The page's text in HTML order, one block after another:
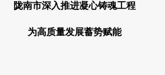
陇南市深入推进凝心铸魂工程
为高质量发展蓄势赋能